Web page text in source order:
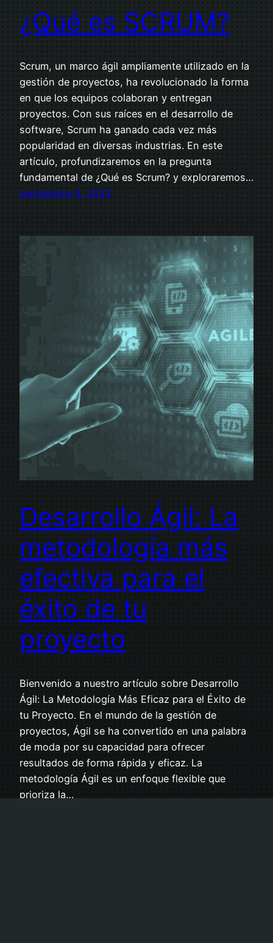
¿Qué es SCRUM?
Scrum, un marco ágil ampliamente utilizado en la
gestión de proyectos, ha revolucionado la forma
en que los equipos colaboran y entregan
proyectos. Con sus raíces en el desarrollo de
software, Scrum ha ganado cada vez más
popularidad en diversas industrias. En este
artículo, profundizaremos en la pregunta
fundamental de ¿Qué es Scrum? y exploraremos…
septiembre 4, 2023
Desarrollo Ágil: La
metodología más
efectiva para el
éxito de tu
proyecto
Bienvenido a nuestro artículo sobre Desarrollo
Ágil: La Metodología Más Eficaz para el Éxito de
tu Proyecto. En el mundo de la gestión de
proyectos, Ágil se ha convertido en una palabra
de moda por su capacidad para ofrecer
resultados de forma rápida y eficaz. La
metodología Ágil es un enfoque flexible que
prioriza la…